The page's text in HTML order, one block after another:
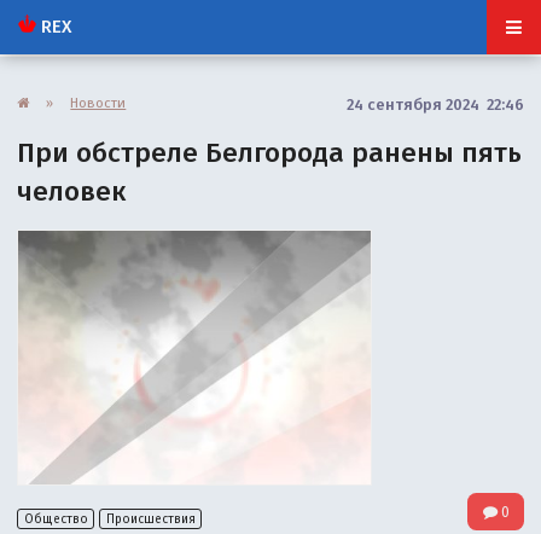
REX
» Новости 24 сентября 2024 22:46
При обстреле Белгорода ранены пять
человек
Общество Происшествия 0